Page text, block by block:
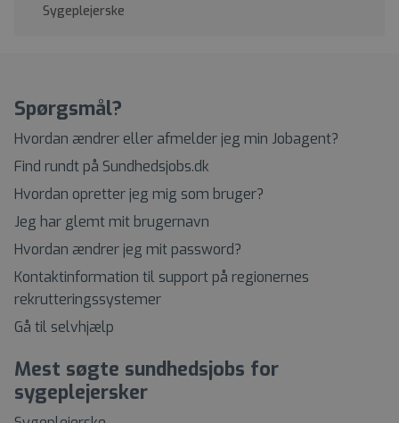
Sygeplejerske
Spørgsmål?
Hvordan ændrer eller afmelder jeg min Jobagent?
Find rundt på Sundhedsjobs.dk
Hvordan opretter jeg mig som bruger?
Jeg har glemt mit brugernavn
Hvordan ændrer jeg mit password?
Kontaktinformation til support på regionernes
rekrutteringssystemer
Gå til selvhjælp
Mest søgte sundhedsjobs for
sygeplejersker